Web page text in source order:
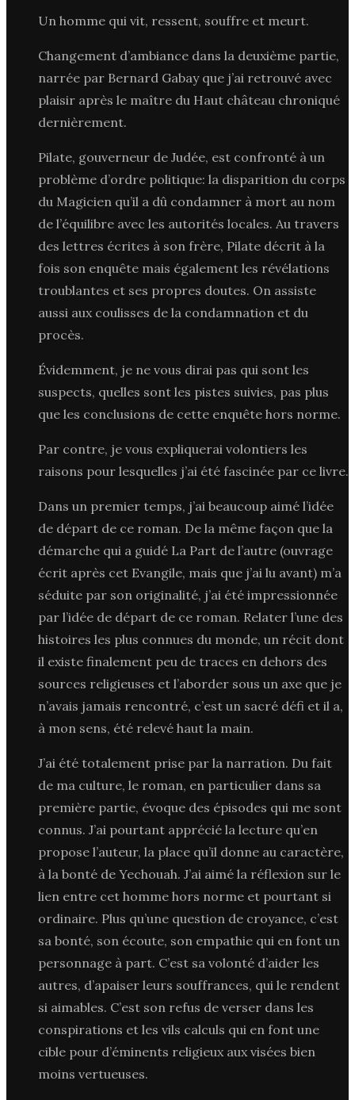
Un homme qui vit, ressent, souffre et meurt.
Changement d’ambiance dans la deuxième partie,
narrée par Bernard Gabay que j’ai retrouvé avec
plaisir après le maître du Haut château chroniqué
dernièrement.
Pilate, gouverneur de Judée, est confronté à un
problème d’ordre politique: la disparition du corps
du Magicien qu’il a dû condamner à mort au nom
de l’équilibre avec les autorités locales. Au travers
des lettres écrites à son frère, Pilate décrit à la
fois son enquête mais également les révélations
troublantes et ses propres doutes. On assiste
aussi aux coulisses de la condamnation et du
procès.
Évidemment, je ne vous dirai pas qui sont les
suspects, quelles sont les pistes suivies, pas plus
que les conclusions de cette enquête hors norme.
Par contre, je vous expliquerai volontiers les
raisons pour lesquelles j’ai été fascinée par ce livre.
Dans un premier temps, j’ai beaucoup aimé l’idée
de départ de ce roman. De la même façon que la
démarche qui a guidé La Part de l’autre (ouvrage
écrit après cet Evangile, mais que j’ai lu avant) m’a
séduite par son originalité, j’ai été impressionnée
par l’idée de départ de ce roman. Relater l’une des
histoires les plus connues du monde, un récit dont
il existe finalement peu de traces en dehors des
sources religieuses et l’aborder sous un axe que je
n’avais jamais rencontré, c’est un sacré défi et il a,
à mon sens, été relevé haut la main.
J’ai été totalement prise par la narration. Du fait
de ma culture, le roman, en particulier dans sa
première partie, évoque des épisodes qui me sont
connus. J’ai pourtant apprécié la lecture qu’en
propose l’auteur, la place qu’il donne au caractère,
à la bonté de Yechouah. J’ai aimé la réflexion sur le
lien entre cet homme hors norme et pourtant si
ordinaire. Plus qu’une question de croyance, c’est
sa bonté, son écoute, son empathie qui en font un
personnage à part. C’est sa volonté d’aider les
autres, d’apaiser leurs souffrances, qui le rendent
si aimables. C’est son refus de verser dans les
conspirations et les vils calculs qui en font une
cible pour d’éminents religieux aux visées bien
moins vertueuses.